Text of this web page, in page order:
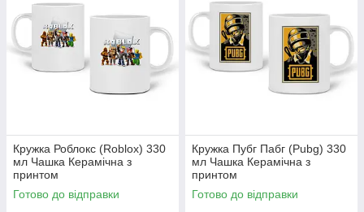
Кружка Роблокс (Roblox) 330
мл Чашка Керамічна з
принтом
Готово до відправки
Кружка Пубг Пабг (Pubg) 330
мл Чашка Керамічна з
принтом
Готово до відправки